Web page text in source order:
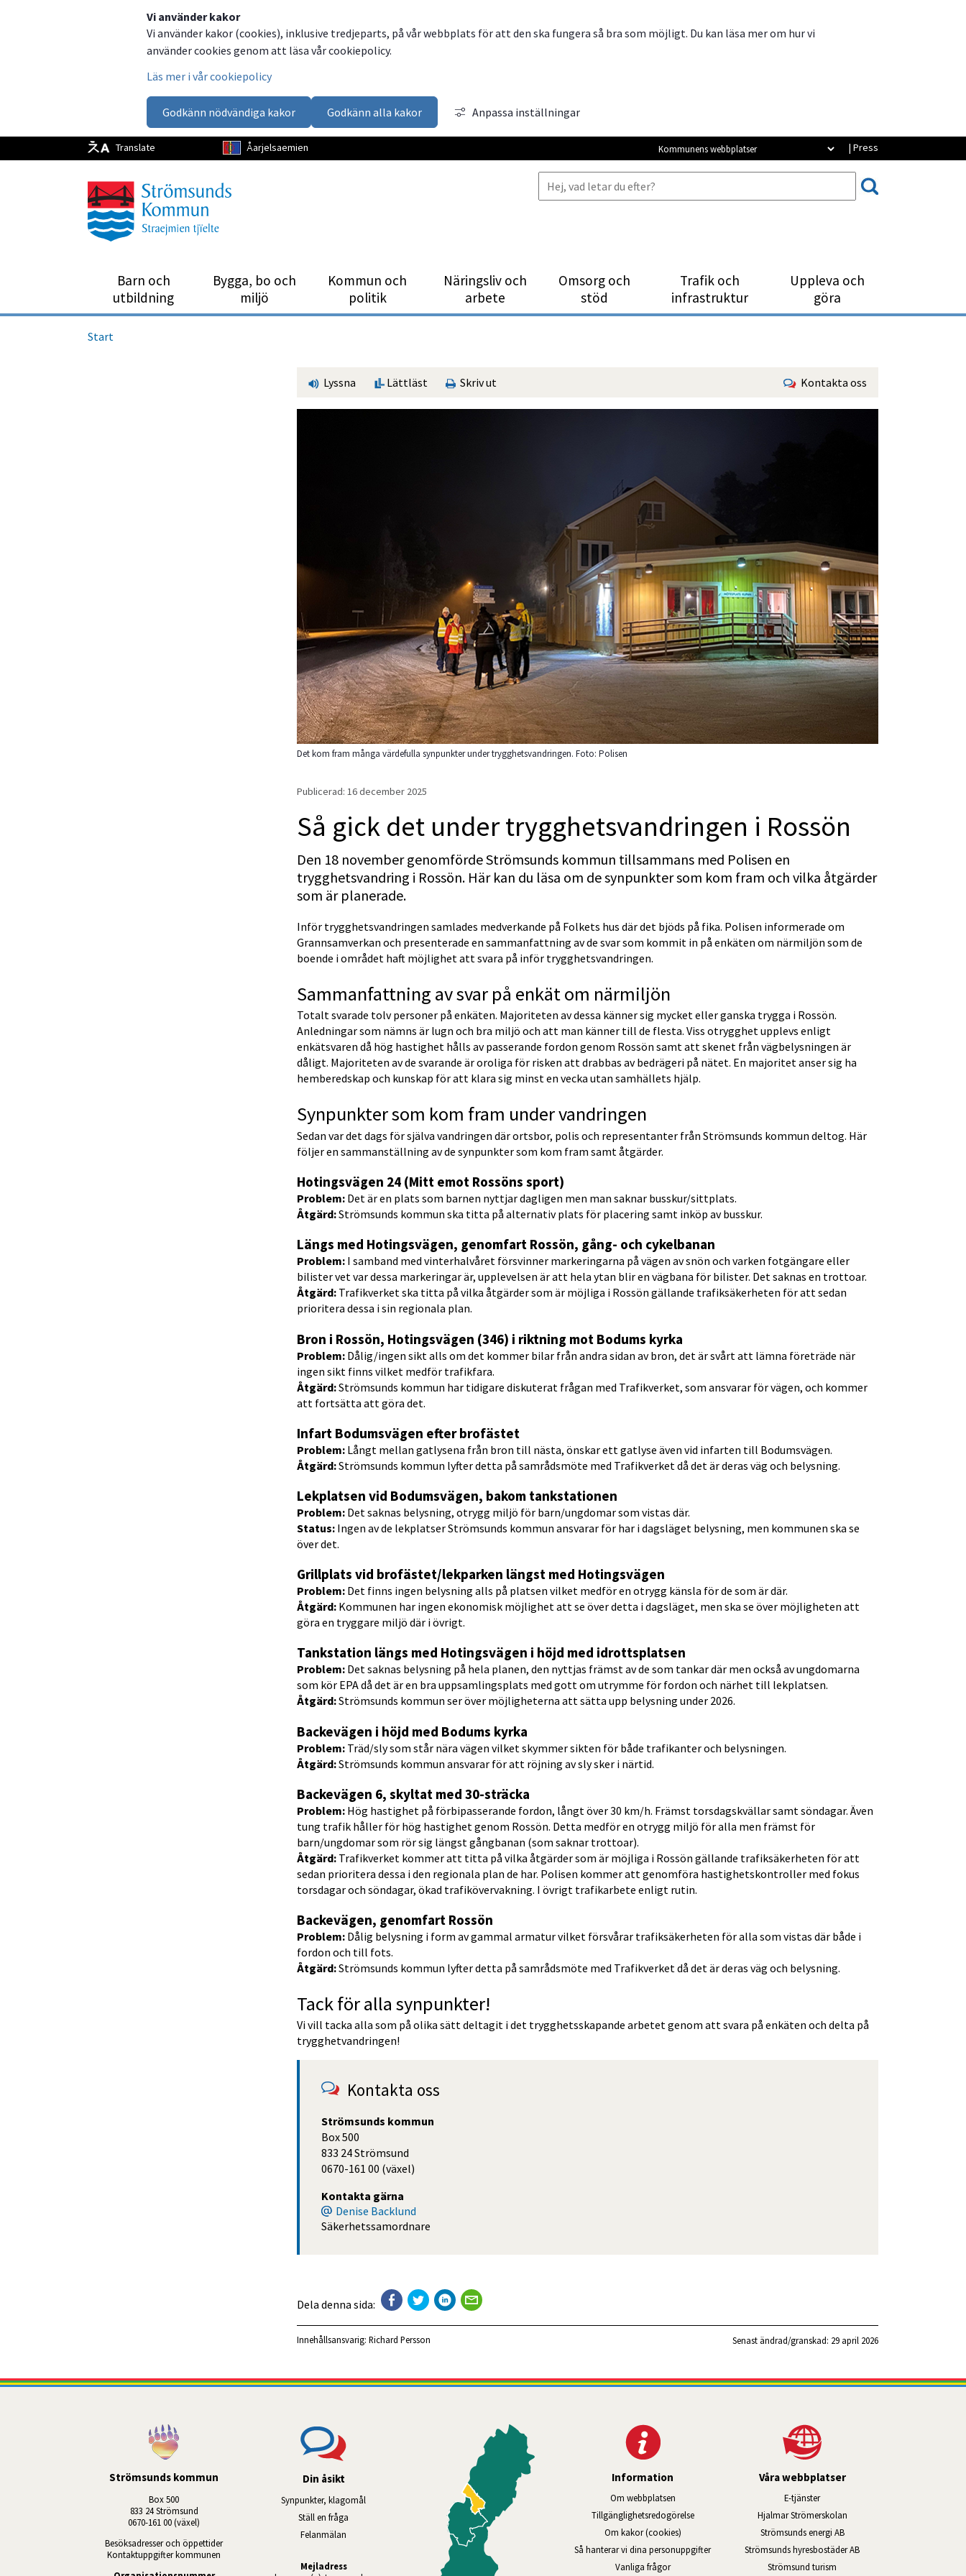
Vi använder kakor
Vi använder kakor (cookies), inklusive tredjeparts, på vår webbplats för att den ska fungera så bra som möjligt. Du kan läsa mer om hur vi
använder cookies genom att läsa vår cookiepolicy.
Läs mer i vår cookiepolicy
Godkänn nödvändiga kakor Godkänn alla kakor Anpassa inställningar
Translate Åarjelsaemien | Press
Kommunens webbplatser
Barn och
utbild­ning
Bygga, bo och
miljö
Kommun och
politik
Närings­liv och
arbete
Omsorg och
stöd
Trafik och
infrastruktur
Uppleva och
göra
Start
Lyssna Lättläst Skriv ut Kontakta oss
Det kom fram många värdefulla synpunkter under trygghetsvandringen. Foto: Polisen
Publicerad: 16 december 2025
Så gick det under trygghetsvandringen i Rossön
Den 18 november genomförde Strömsunds kommun tillsammans med Polisen en
trygghetsvandring i Rossön. Här kan du läsa om de synpunkter som kom fram och vilka åtgärder
som är planerade.
Inför trygghetsvandringen samlades medverkande på Folkets hus där det bjöds på fika. Polisen informerade om
Grannsamverkan och presenterade en sammanfattning av de svar som kommit in på enkäten om närmiljön som de
boende i området haft möjlighet att svara på inför trygghetsvandringen.
Sammanfattning av svar på enkät om närmiljön
Totalt svarade tolv personer på enkäten. Majoriteten av dessa känner sig mycket eller ganska trygga i Rossön.
Anledningar som nämns är lugn och bra miljö och att man känner till de flesta. Viss otrygghet upplevs enligt
enkätsvaren då hög hastighet hålls av passerande fordon genom Rossön samt att skenet från vägbelysningen är
dåligt. Majoriteten av de svarande är oroliga för risken att drabbas av bedrägeri på nätet. En majoritet anser sig ha
hemberedskap och kunskap för att klara sig minst en vecka utan samhällets hjälp.
Synpunkter som kom fram under vandringen
Sedan var det dags för själva vandringen där ortsbor, polis och representanter från Strömsunds kommun deltog. Här
följer en sammanställning av de synpunkter som kom fram samt åtgärder.
Hotingsvägen 24 (Mitt emot Rossöns sport)
Problem: Det är en plats som barnen nyttjar dagligen men man saknar busskur/sittplats.
Åtgärd: Strömsunds kommun ska titta på alternativ plats för placering samt inköp av busskur.
Längs med Hotingsvägen, genomfart Rossön, gång- och cykelbanan
Problem: I samband med vinterhalvåret försvinner markeringarna på vägen av snön och varken fotgängare eller
bilister vet var dessa markeringar är, upplevelsen är att hela ytan blir en vägbana för bilister. Det saknas en trottoar.
Åtgärd: Trafikverket ska titta på vilka åtgärder som är möjliga i Rossön gällande trafiksäkerheten för att sedan
prioritera dessa i sin regionala plan.
Bron i Rossön, Hotingsvägen (346) i riktning mot Bodums kyrka
Problem: Dålig/ingen sikt alls om det kommer bilar från andra sidan av bron, det är svårt att lämna företräde när
ingen sikt finns vilket medför trafikfara.
Åtgärd: Strömsunds kommun har tidigare diskuterat frågan med Trafikverket, som ansvarar för vägen, och kommer
att fortsätta att göra det.
Infart Bodumsvägen efter brofästet
Problem: Långt mellan gatlysena från bron till nästa, önskar ett gatlyse även vid infarten till Bodumsvägen.
Åtgärd: Strömsunds kommun lyfter detta på samrådsmöte med Trafikverket då det är deras väg och belysning.
Lekplatsen vid Bodumsvägen, bakom tankstationen
Problem: Det saknas belysning, otrygg miljö för barn/ungdomar som vistas där.
Status: Ingen av de lekplatser Strömsunds kommun ansvarar för har i dagsläget belysning, men kommunen ska se
över det.
Grillplats vid brofästet/lekparken längst med Hotingsvägen
Problem: Det finns ingen belysning alls på platsen vilket medför en otrygg känsla för de som är där.
Åtgärd: Kommunen har ingen ekonomisk möjlighet att se över detta i dagsläget, men ska se över möjligheten att
göra en tryggare miljö där i övrigt.
Tankstation längs med Hotingsvägen i höjd med idrottsplatsen
Problem: Det saknas belysning på hela planen, den nyttjas främst av de som tankar där men också av ungdomarna
som kör EPA då det är en bra uppsamlingsplats med gott om utrymme för fordon och närhet till lekplatsen.
Åtgärd: Strömsunds kommun ser över möjligheterna att sätta upp belysning under 2026.
Backevägen i höjd med Bodums kyrka
Problem: Träd/sly som står nära vägen vilket skymmer sikten för både trafikanter och belysningen.
Åtgärd: Strömsunds kommun ansvarar för att röjning av sly sker i närtid.
Backevägen 6, skyltat med 30-sträcka
Problem: Hög hastighet på förbipasserande fordon, långt över 30 km/h. Främst torsdagskvällar samt söndagar. Även
tung trafik håller för hög hastighet genom Rossön. Detta medför en otrygg miljö för alla men främst för
barn/ungdomar som rör sig längst gångbanan (som saknar trottoar).
Åtgärd: Trafikverket kommer att titta på vilka åtgärder som är möjliga i Rossön gällande trafiksäkerheten för att
sedan prioritera dessa i den regionala plan de har. Polisen kommer att genomföra hastighetskontroller med fokus
torsdagar och söndagar, ökad trafikövervakning. I övrigt trafikarbete enligt rutin.
Backevägen, genomfart Rossön
Problem: Dålig belysning i form av gammal armatur vilket försvårar trafiksäkerheten för alla som vistas där både i
fordon och till fots.
Åtgärd: Strömsunds kommun lyfter detta på samrådsmöte med Trafikverket då det är deras väg och belysning.
Tack för alla synpunkter!
Vi vill tacka alla som på olika sätt deltagit i det trygghetsskapande arbetet genom att svara på enkäten och delta på
trygghetvandringen!
Kontakta oss
Strömsunds kommun
Box 500
833 24 Strömsund
0670-161 00 (växel)
Kontakta gärna
Denise Backlund
Säkerhetssamordnare
Dela denna sida:
Innehållsansvarig: Richard Persson Senast ändrad/granskad: 29 april 2026
Strömsunds kommun
Box 500
833 24 Strömsund
0670-161 00 (växel)
Besöksadresser och öppettider
Kontaktuppgifter kommunen
Din åsikt
Synpunkter, klagomål
Ställ en fråga
Felanmälan
Mejladress
Information
Om webbplatsen
Tillgänglig­hets­redo­görelse
Om kakor (cookies)
Så hanterar vi dina personuppgifter
Vanliga frågor
Våra webbplatser
E-tjänsterLänk till annan webbplats, öppnas i
Hjalmar StrömerskolanLänk till annan webbplats,
Strömsunds energi ABLänk till annan webbplats,
Strömsunds hyresbostäder ABLänk till annan webbplats,
Strömsund turism